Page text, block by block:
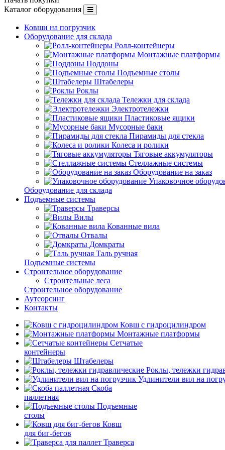
Каталог оборудования
Ковши на погрузчик
Оборудование для склада
Ролл-контейнеры
Монтажные платформы
Поддоны
Подъемные столы
Штабелеры
Роклы
Тележки для склада
Электротележки
Пластиковые ящики
Мусорные баки
Пирамиды для стекла
Колеса и ролики
Тяговые аккумуляторы
Стеллажные системы
Оборудование на заказ
Упаковочное
Оборудование для склада
Подъемные системы
Траверсы
Вилы
Кованные вила
Отвалы
Домкраты
Таль ручная
Подъемные системы
Строительное оборудование
Строительные леса
Строительное оборудование
Аутсорсинг
Контакты
Ковш с гидроцилиндром
Монтажные платформы
Сетчатые
контейнеры
Штабелеры
Роклы, тележки
Удлинители вил на
Скоба
паллетная
Подъемные
столы
Ковш
для биг-бегов
Траверса